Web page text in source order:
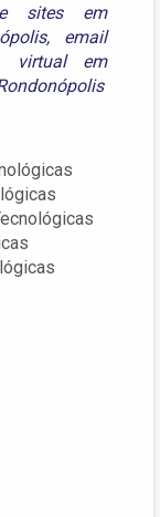
sites em
, email
virtual em